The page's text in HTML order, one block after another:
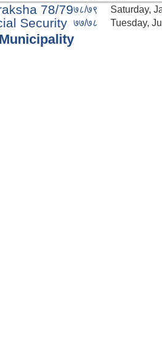
78/79७८/७९ Saturday,
Security ७७/७८ Tuesday,